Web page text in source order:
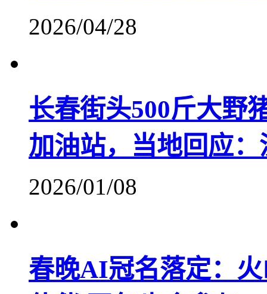
2026/04/28
长春街头500斤大野
加油站，当地回应
2026/01/08
春晚AI冠名落定：